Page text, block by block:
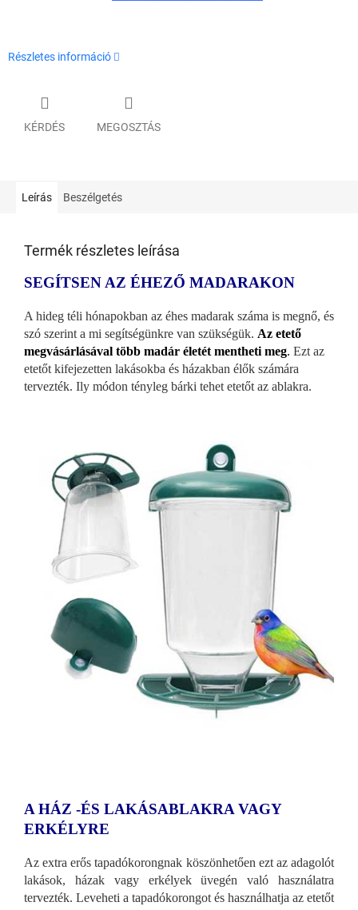
Részletes információ
KÉRDÉS MEGOSZTÁS
Leírás Beszélgetés
Termék részletes leírása
SEGÍTSEN AZ ÉHEZŐ MADARAKON
A hideg téli hónapokban az éhes madarak száma is megnő, és
szó szerint a mi segítségünkre van szükségük. Az etető
megvásárlásával több madár életét mentheti meg. Ezt az
etetőt kifejezetten lakásokba és házakban élők számára
tervezték. Ily módon tényleg bárki tehet etetőt az ablakra.
A HÁZ -ÉS LAKÁSABLAKRA VAGY
ERKÉLYRE
Az extra erős tapadókorongnak köszönhetően ezt az adagolót
lakások, házak vagy erkélyek üvegén való használatra
tervezték. Leveheti a tapadókorongot és használhatja az etetőt